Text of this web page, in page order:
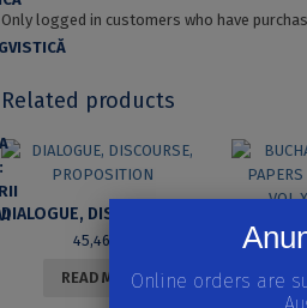
Only logged in customers who have
Related products
45,46
READ MOREOnline orders are